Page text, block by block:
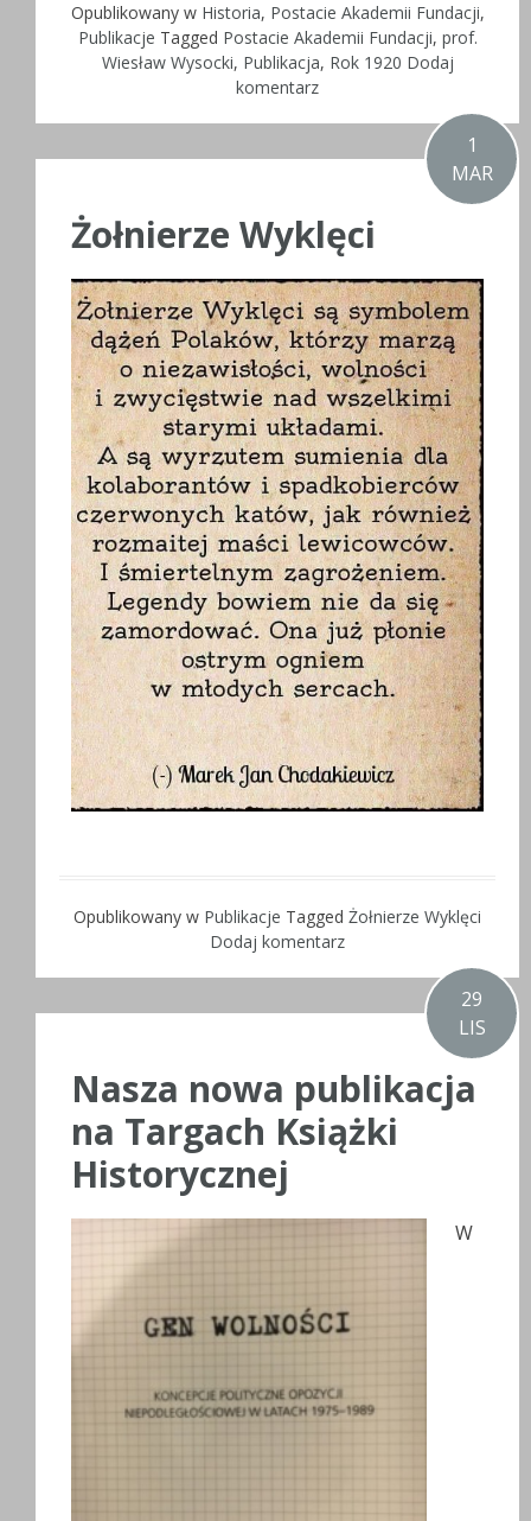
Opublikowany w Historia, Postacie Akademii Fundacji,
Publikacje Tagged Postacie Akademii Fundacji, prof.
Wiesław Wysocki, Publikacja, Rok 1920 Dodaj
komentarz
1
MAR
Żołnierze Wyklęci
Opublikowany w Publikacje Tagged Żołnierze Wyklęci
Dodaj komentarz
29
LIS
Nasza nowa publikacja
na Targach Książki
Historycznej
W